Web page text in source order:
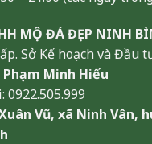
MỘ ĐÁ ĐẸP NINH
Sở Kế hoạch và Đầu
Phạm Minh Hiếu
Vũ, xã Ninh Vân,